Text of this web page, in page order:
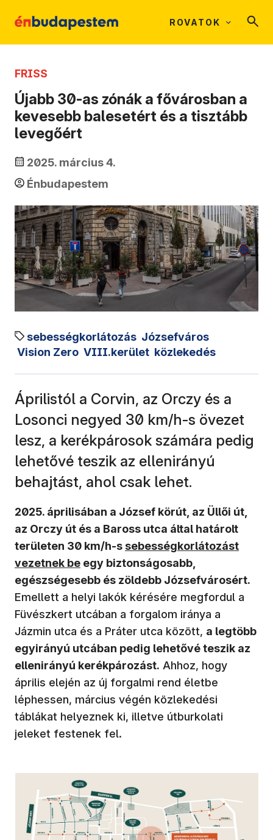
ROVATOK
FRISS
Újabb 30-as zónák a fővárosban a
kevesebb balesetért és a tisztább
levegőért
2025. március 4.
Énbudapestem
sebességkorlátozás Józsefváros
Vision Zero VIII.kerület közlekedés
Áprilistól a Corvin, az Orczy és a
Losonci negyed 30 km/h-s övezet
lesz, a kerékpárosok számára pedig
lehetővé teszik az ellenirányú
behajtást, ahol csak lehet.
2025. áprilisában a József körút, az Üllői út,
az Orczy út és a Baross utca által határolt
területen 30 km/h-s sebességkorlátozást
vezetnek be egy biztonságosabb,
egészségesebb és zöldebb Józsefvárosért.
Emellett a helyi lakók kérésére megfordul a
Füvészkert utcában a forgalom iránya a
Jázmin utca és a Práter utca között, a legtöbb
egyirányú utcában pedig lehetővé teszik az
ellenirányú kerékpározást. Ahhoz, hogy
április elején az új forgalmi rend életbe
léphessen, március végén közlekedési
táblákat helyeznek ki, illetve útburkolati
jeleket festenek fel.